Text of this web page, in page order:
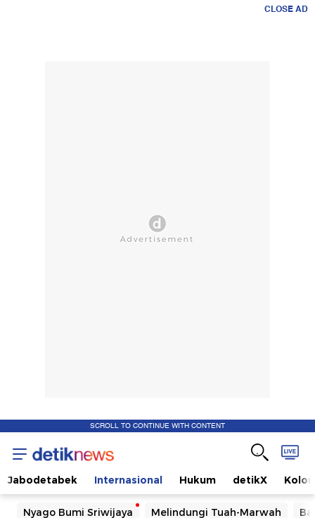
CLOSE AD
SCROLL TO CONTINUE WITH CONTENT
Jabodetabek Internasional Hukum detikX
Nyago Bumi Sriwijaya Melindungi Tuah-Marwah